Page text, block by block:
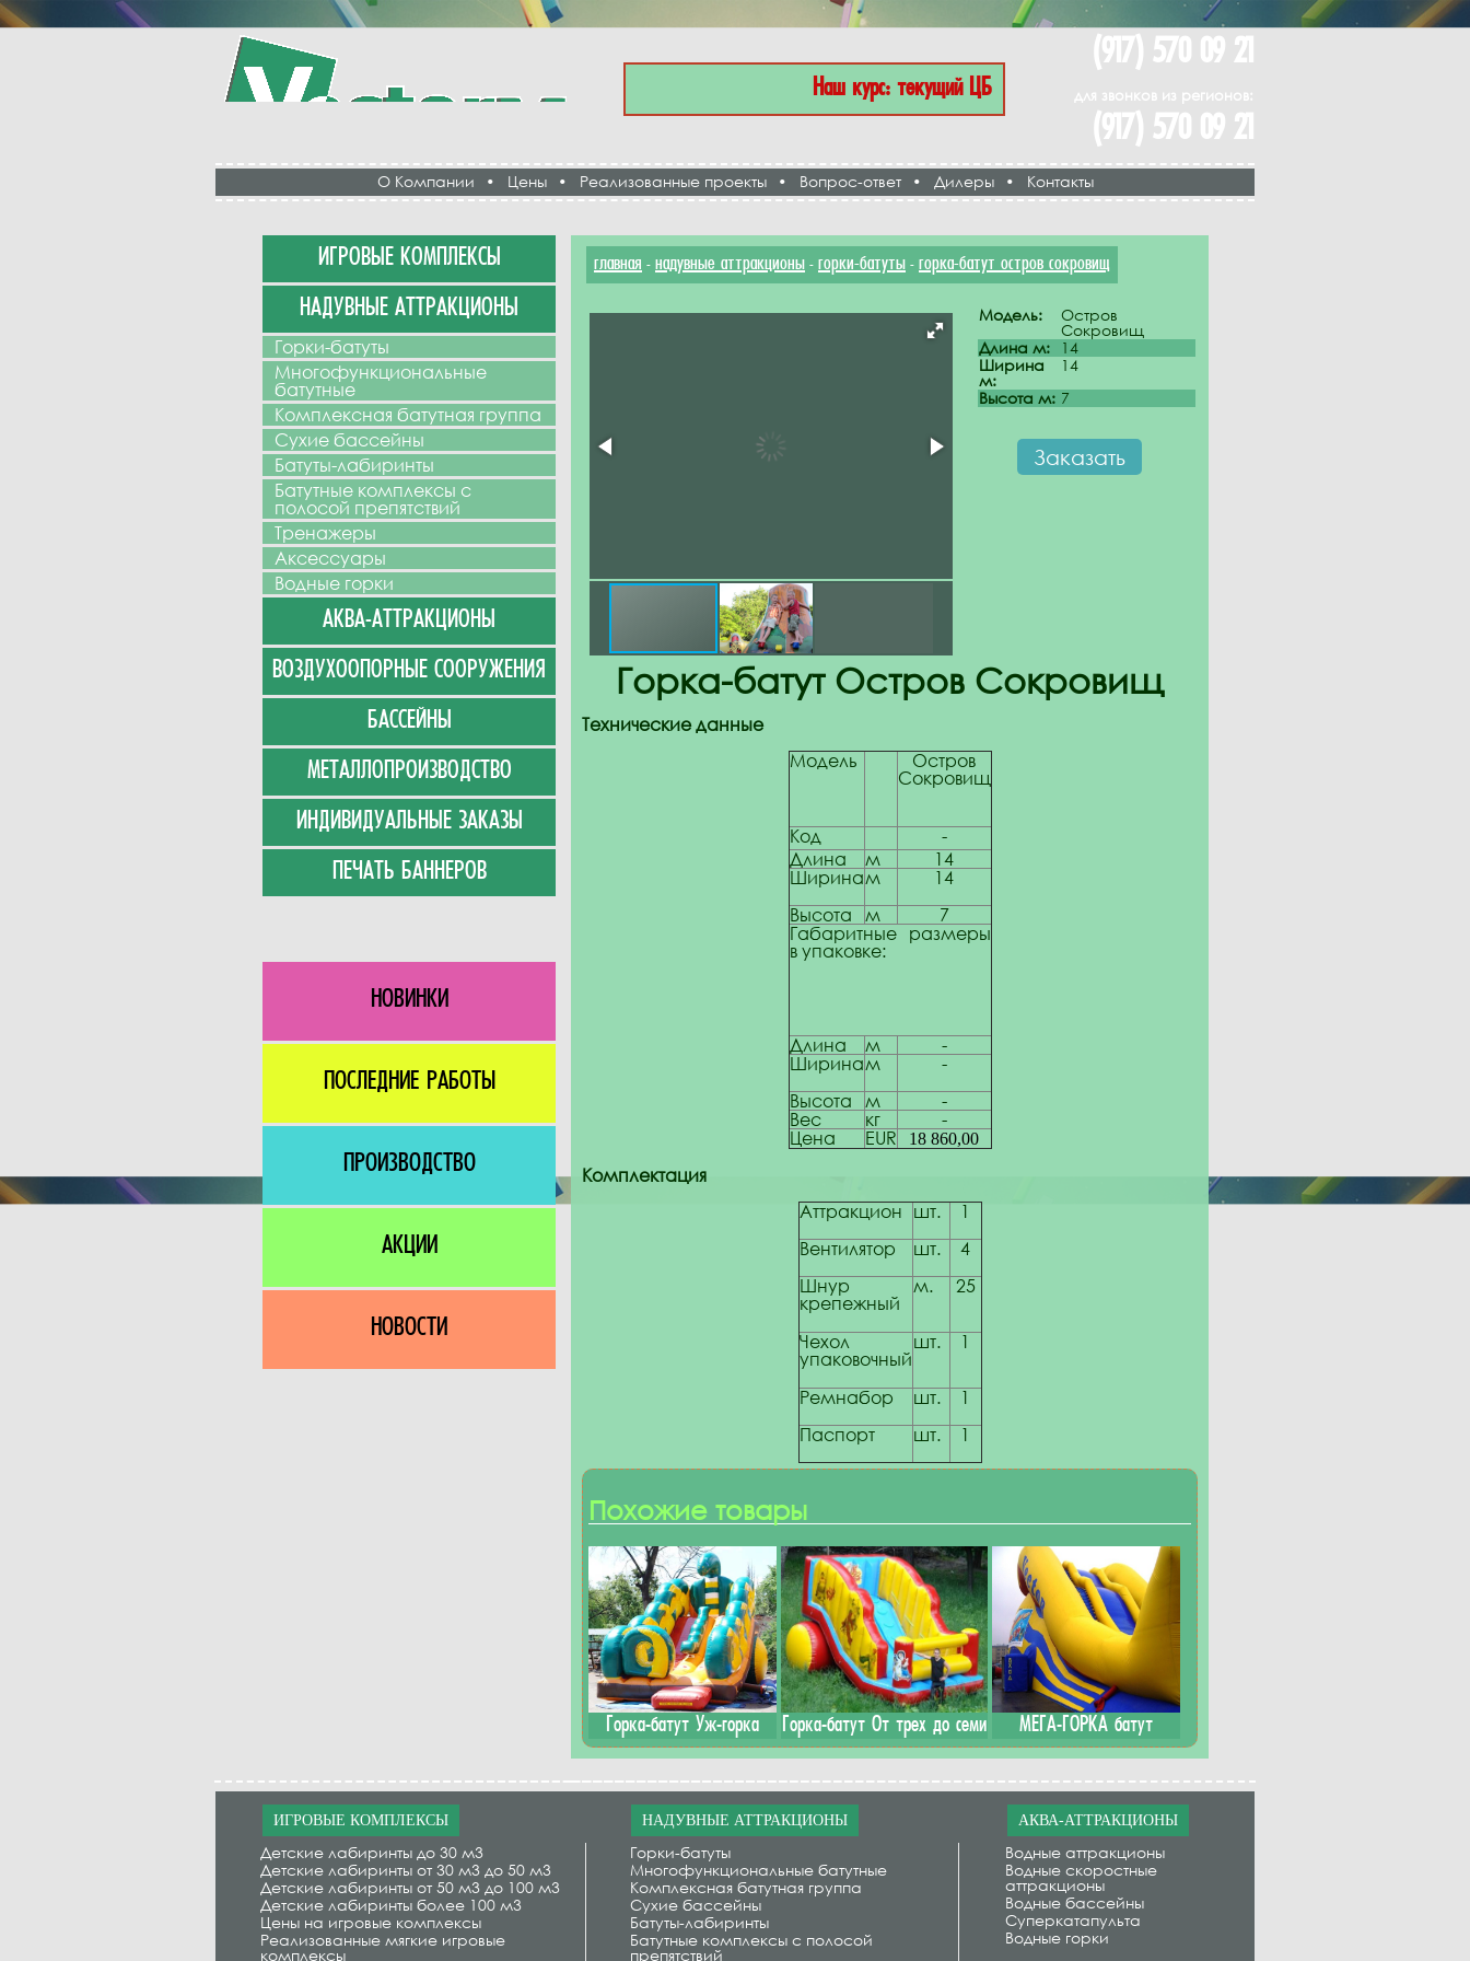
Наш курс: текущий ЦБ
(917) 570 09 21
для звонков из регионов:
(917) 570 09 21
О Компании • Цены • Реализованные проекты • Вопрос-ответ • Дилеры • Контакты
ИГРОВЫЕ КОМПЛЕКСЫ
НАДУВНЫЕ АТТРАКЦИОНЫ
Горки-батуты
Многофункциональные
батутные
Комплексная батутная группа
Сухие бассейны
Батуты-лабиринты
Батутные комплексы с
полосой препятствий
Тренажеры
Аксессуары
Водные горки
АКВА-АТТРАКЦИОНЫ
ВОЗДУХООПОРНЫЕ СООРУЖЕНИЯ
БАССЕЙНЫ
МЕТАЛЛОПРОИЗВОДСТВО
ИНДИВИДУАЛЬНЫЕ ЗАКАЗЫ
ПЕЧАТЬ БАННЕРОВ
НОВИНКИ
ПОСЛЕДНИЕ РАБОТЫ
ПРОИЗВОДСТВО
АКЦИИ
НОВОСТИ
главная - надувные аттракционы - горки-батуты - горка-батут остров сокровищ
Модель:
Остров
Сокровищ
Длина м:
14
Ширина
м:
14
Высота м: 7
Заказать
Горка-батут Остров Сокровищ
Технические данные
Модель
Остров
Сокровищ
Код
-
Длина
м
14
Ширинам
14
Высота
м
7
Габаритные размеры
в упаковке:
Длина м
-
Ширинам
-
Высота
м
-
Вес
кг
-
Цена
EUR 18 860,00
Комплектация
Аттракцион шт.
1
Вентилятор
шт.
4
Шнур
крепежный
м. 25
Чехол
упаковочный
шт. 1
Ремнабор шт.
1
Паспорт
шт. 1
Похожие товары
Горка-батут Уж-горка Горка-батут От трех до семи МЕГА-ГОРКА батут
ИГРОВЫЕ КОМПЛЕКСЫ
Детские лабиринты до 30 м3
Детские лабиринты от 30 м3 до 50 м3
Детские лабиринты от 50 м3 до 100 м3
Детские лабиринты более 100 м3
Цены на игровые комплексы
Реализованные мягкие игровые
комплексы
НАДУВНЫЕ АТТРАКЦИОНЫ
Горки-батуты
Многофункциональные батутные
Комплексная батутная группа
Сухие бассейны
Батуты-лабиринты
Батутные комплексы с полосой
препятствий
АКВА-АТТРАКЦИОНЫ
Водные аттракционы
Водные скоростные
аттракционы
Водные бассейны
Суперкатапульта
Водные горки